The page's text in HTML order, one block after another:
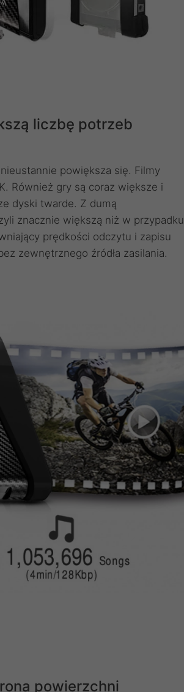
liczbę potrzeb
powiększa się. Filmy
Również gry są coraz większe i
dyski twarde. Z dumą
znacznie większą niż w przypadku
prędkości odczytu i zapisu
zewnętrznego źródła zasilania.
powierzchni